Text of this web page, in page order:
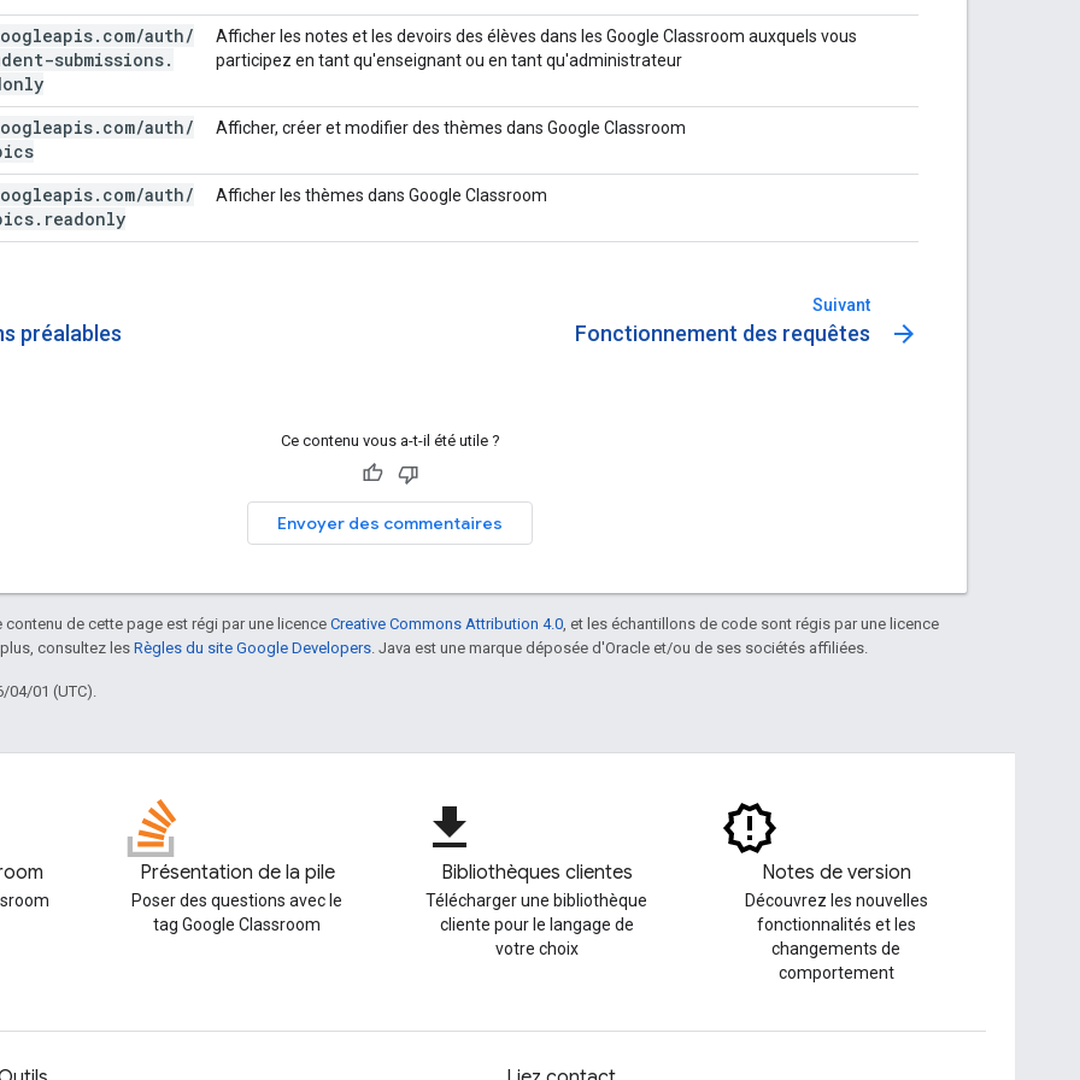
. com/auth/
submissions.
Afficher les notes et les devoirs des élèves dans les Google Classroom auxquels vous
participez en tant qu'enseignant ou en tant qu'administrateur
. com/auth/
Afficher, créer et modifier des thèmes dans Google Classroom
. com/auth/
. readonly
Afficher les thèmes dans Google Classroom
préalables
Suivant
Fonctionnement des requêtes arrow_forward
Ce contenu vous a-t-il été utile ?
Envoyer des commentaires
contenu de cette page est régi par une licence Creative Commons Attribution 4.0 , et les échantillons de code sont régis par une licence
plus, consultez les Règles du site Google Developers . Java est une marque déposée d'Oracle et/ou de ses sociétés affiliées.
04/01 (UTC).
Présentation de la pile
Poser des questions avec le
tag Google Classroom
file_download
Bibliothèques clientes
Télécharger une bibliothèque
cliente pour le langage de
votre choix
Notes de version
Découvrez les nouvelles
fonctionnalités et les
changements de
comportement